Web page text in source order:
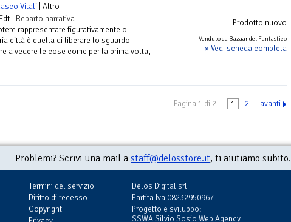
Prodotto nuovo
Venduto da Bazaar del Fantastico
» Vedi scheda completa
Vitali | Altro
- Reparto narrativa
rappresentare figurativamente o
città è quella di liberare lo sguardo
a vedere le cose come per la prima volta,
Pagina 1 di 2 1 2 avanti
Problemi? Scrivi una mail a staff@delosstore.it, ti aiutiamo subito.
Termini del servizio
Diritto di recesso
Copyright
Delos Digital srl
Partita Iva 08232950967
Progetto e sviluppo:
SSWA Silvio Sosio Web Agency